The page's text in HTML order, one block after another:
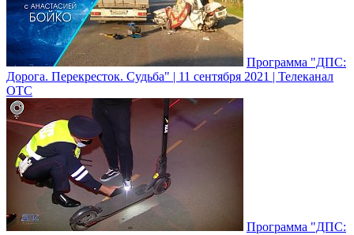
Программа "ДПС:
Дорога. Перекресток. Судьба" | 11 сентября 2021 | Телеканал
ОТС
Программа "ДПС: